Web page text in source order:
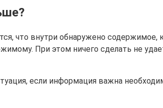
что внутри обнаружено содержимое,
При этом ничего сделать не
если информация важна